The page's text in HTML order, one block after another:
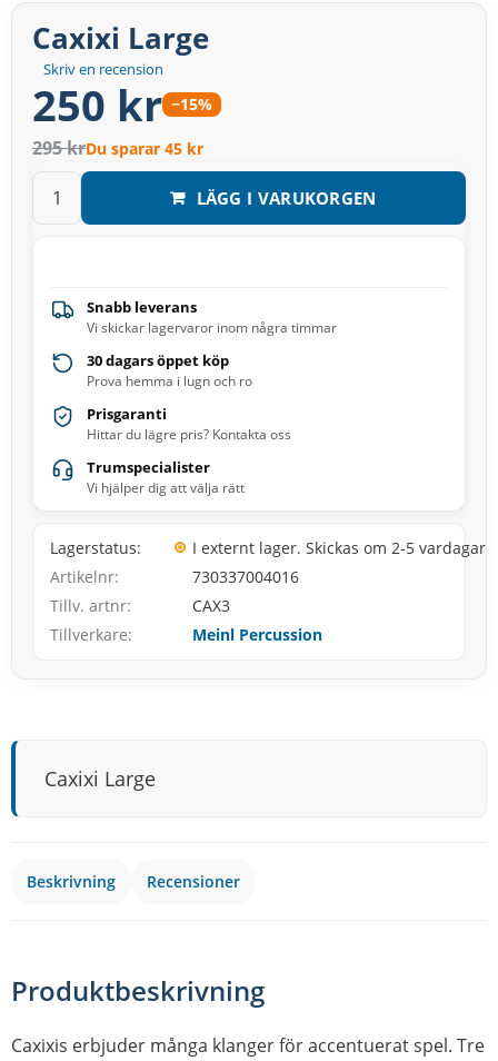
Skriv en recension
Caxixi Large
250 kr −15%
295 krDu sparar 45 kr
LÄGG I VARUKORGEN
Snabb leverans
Vi skickar lagervaror inom några timmar
30 dagars öppet köp
Prova hemma i lugn och ro
Prisgaranti
Hittar du lägre pris? Kontakta oss
Trumspecialister
Vi hjälper dig att välja rätt
Lagerstatus
I externt lager. Skickas om 2-5 vardagar
Artikelnr
730337004016
Tillv. artnr
CAX3
Tillverkare
Meinl Percussion
Caxixi Large
Beskrivning Recensioner
Produktbeskrivning
Caxixis erbjuder många klanger för accentuerat spel. Tre